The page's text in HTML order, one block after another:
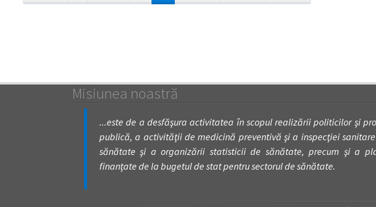
Misiunea noastră
...este de a desfăşura activitatea în scopul realizării politicilor şi
publică, a activităţii de medicină preventivă şi a inspecţiei
sănătate şi a organizării statisticii de sănătate, precum şi a
finanţate de la bugetul de stat pentru sectorul de sănătate.